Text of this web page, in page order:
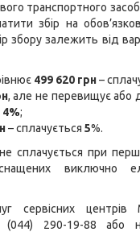
транспортного
збір на
збору залежить від
499 620 грн–
, але не перевищує або
4%;
– сплачується 5%.
сплачується при
виключно
сервісних
290-19-88 або